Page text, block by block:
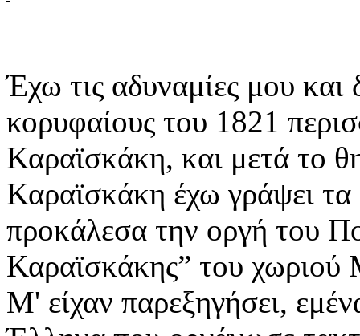
Έχω τις αδυναμίες μου
κορυφαίους του 1821
Καραϊσκάκη, και μετά το
Καραϊσκάκη έχω γράψει
προκάλεσα την οργή του
Καραϊσκάκης” του χωριού
Μ' είχαν παρεξηγήσει,